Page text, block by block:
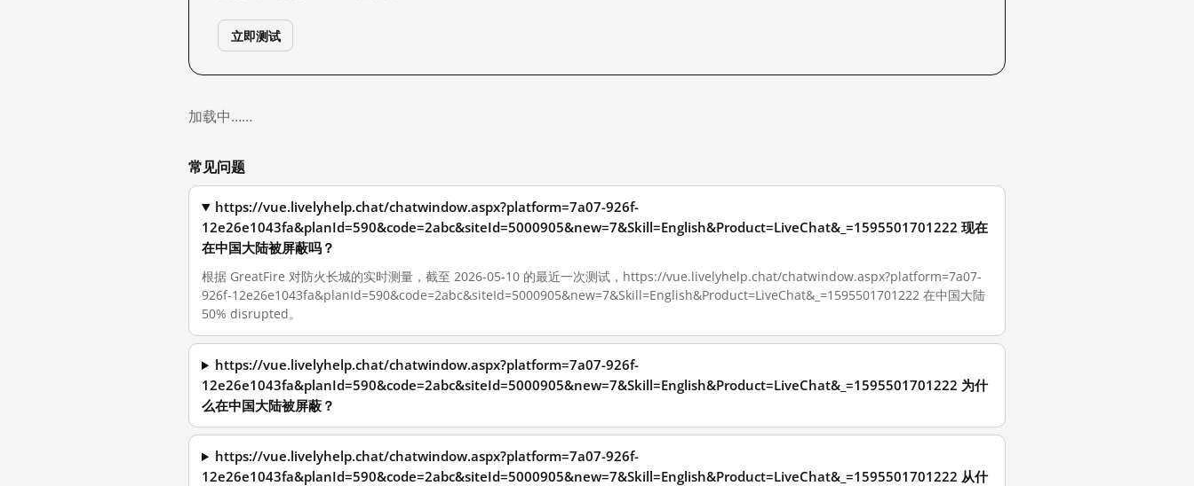
立即测试
加载中……
常见问题
https://vue.livelyhelp.chat/chatwindow.aspx?platform=7a07-926f-
12e26e1043fa&planId=590&code=2abc&siteId=5000905&new=7&Skill=English&Product=LiveChat&_=1595501701222 现在
在中国大陆被屏蔽吗？
根据 GreatFire 对防火长城的实时测量，截至 2026-05-10 的最近一次测试，https://vue.livelyhelp.chat/chatwindow.aspx?platform=7a07-
926f-12e26e1043fa&planId=590&code=2abc&siteId=5000905&new=7&Skill=English&Product=LiveChat&_=1595501701222 在中国大陆
50% disrupted。
https://vue.livelyhelp.chat/chatwindow.aspx?platform=7a07-926f-
12e26e1043fa&planId=590&code=2abc&siteId=5000905&new=7&Skill=English&Product=LiveChat&_=1595501701222 为什
么在中国大陆被屏蔽？
https://vue.livelyhelp.chat/chatwindow.aspx?platform=7a07-926f-
12e26e1043fa&planId=590&code=2abc&siteId=5000905&new=7&Skill=English&Product=LiveChat&_=1595501701222 从什